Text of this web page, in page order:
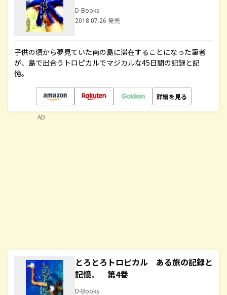
D-Books
2018.07.26 発売
子供の頃から夢見ていた南の島に滞在することになった筆者
が、島で出合うトロピカルでマジカルな45日間の記録と記
憶。
詳細を見る
とろとろトロピカル ある旅の記録と
記憶。 第4巻
D-Books
AD